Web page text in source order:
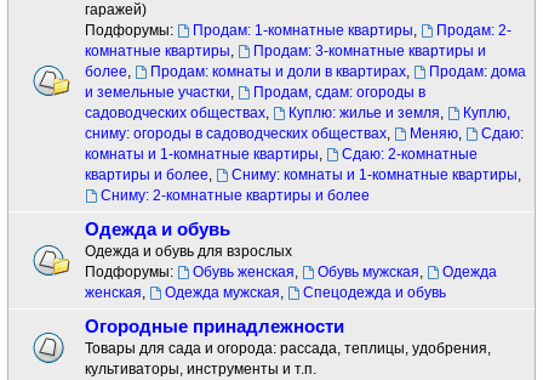
гаражей)
Подфорумы:
Продам: 1-комнатные квартиры,
Продам: 2-
комнатные квартиры,
Продам: 3-комнатные квартиры и
более, Продам: комнаты и доли в квартирах,
Продам: дома
и земельные участки,
Продам, сдам: огороды в
садоводческих обществах, Куплю: жилье и земля,
Куплю,
сниму: огороды в садоводческих обществах, Меняю,
Сдаю:
комнаты и 1-комнатные квартиры,
Сдаю: 2-комнатные
квартиры и более, Сниму: комнаты и 1-комнатные квартиры,
Сниму: 2-комнатные квартиры и более
Одежда и обувь
Одежда и обувь для взрослых
Подфорумы:
Обувь женская, Обувь мужская,
Одежда
женская, Одежда мужская, Спецодежда и обувь
Огородные принадлежности
Товары для сада и огорода: рассада, теплицы, удобрения,
культиваторы, инструменты и т.п.